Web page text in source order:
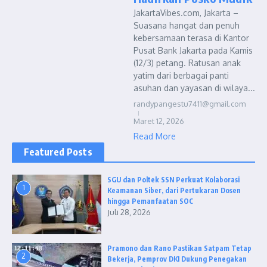
JakartaVibes.com, Jakarta –
Suasana hangat dan penuh
kebersamaan terasa di Kantor
Pusat Bank Jakarta pada Kamis
(12/3) petang. Ratusan anak
yatim dari berbagai panti
asuhan dan yayasan di wilaya...
randypangestu7411@gmail.com
Maret 12, 2026
Read More
Featured Posts
1
SGU dan Poltek SSN Perkuat Kolaborasi
Keamanan Siber, dari Pertukaran Dosen
hingga Pemanfaatan SOC
Juli 28, 2026
2
Pramono dan Rano Pastikan Satpam Tetap
Bekerja, Pemprov DKI Dukung Penegakan